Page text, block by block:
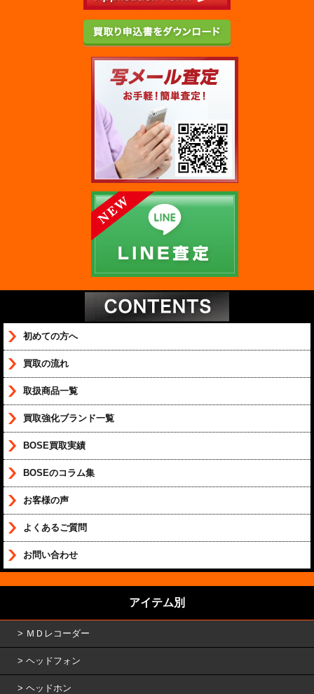
初めての方へ
買取の流れ
取扱商品一覧
買取強化ブランド一覧
BOSE買取実績
BOSEのコラム集
お客様の声
よくあるご質問
お問い合わせ
アイテム別
ＭＤレコーダー
ヘッドフォン
ヘッドホン